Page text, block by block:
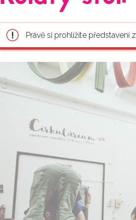
Právě si prohlížíte představení